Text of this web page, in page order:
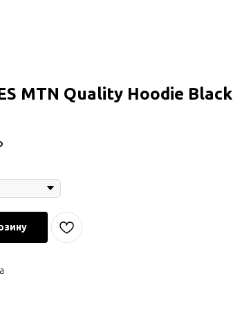
MTN Quality Hoodie Black